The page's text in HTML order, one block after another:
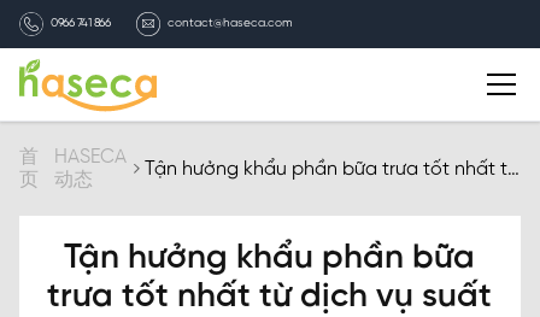
0966 741 866 contact@haseca.com
简介
选择HASECA
HASECA业务
首
页
HASECA
动态
Tận hưởng khẩu phần bữa trưa tốt nhất từ
Tận hưởng khẩu phần bữa
trưa tốt nhất từ dịch vụ suất